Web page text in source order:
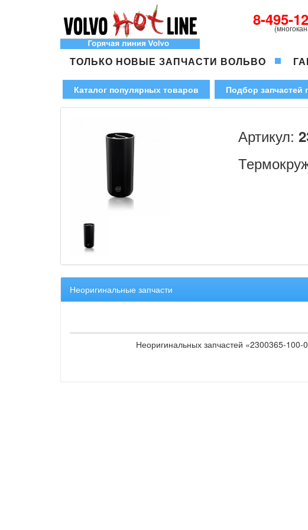
8-495-
ТОЛЬКО НОВЫЕ ЗАПЧАСТИ ВОЛЬВО
Каталог популярных товаров Подбор запчастей
Артикул:
Неоригинальные запчасти
Неоригинальных запчастей «2300365-